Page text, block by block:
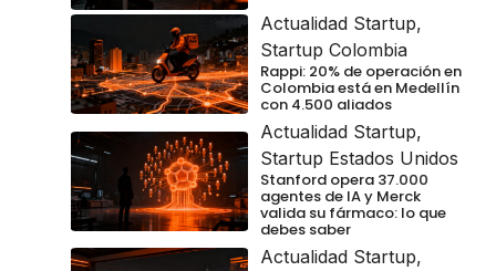
Actualidad Startup,
Startup Colombia
Rappi: 20% de operación en
Colombia está en Medellín
con 4.500 aliados
Actualidad Startup,
Startup Estados Unidos
Stanford opera 37.000
agentes de IA y Merck
valida su fármaco: lo que
debes saber
Actualidad Startup,